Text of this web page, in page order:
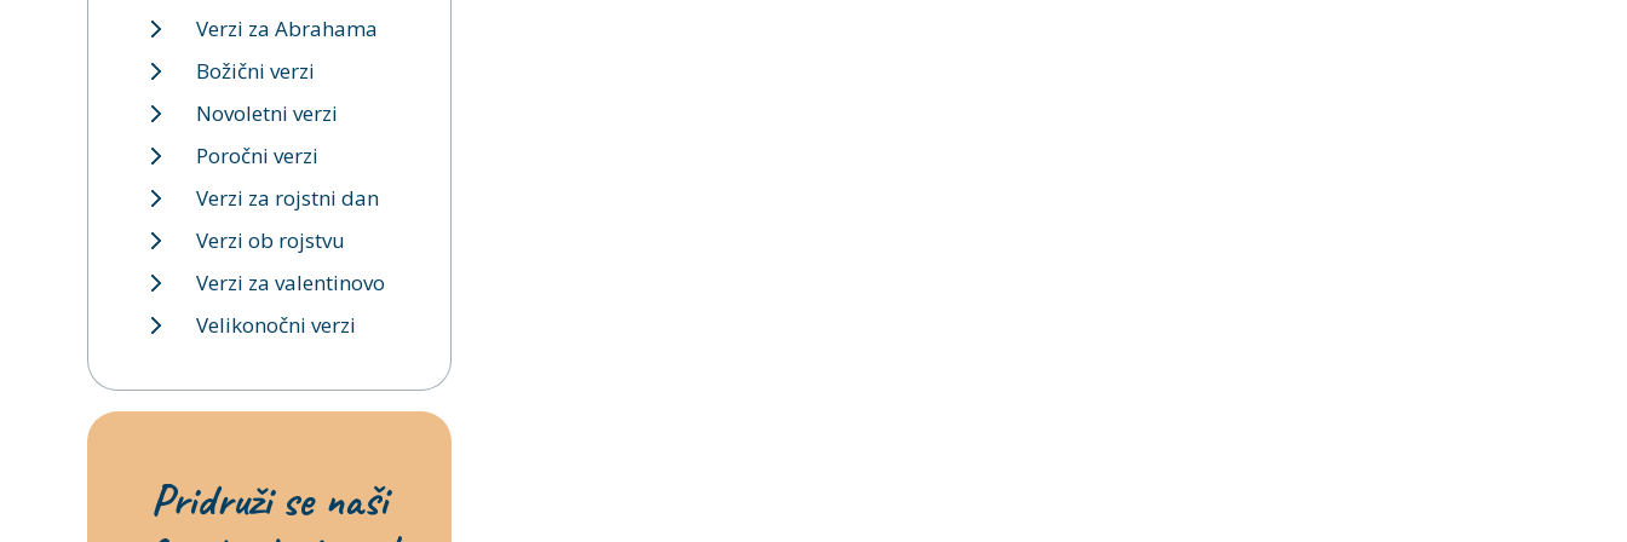
Verzi za Abrahama
Božični verzi
Novoletni verzi
Poročni verzi
Verzi za rojstni dan
Verzi ob rojstvu
Verzi za valentinovo
Velikonočni verzi
Pridruži se naši